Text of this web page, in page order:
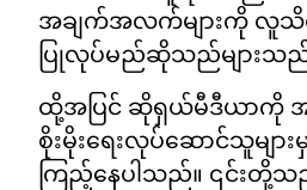
အချက်အလက်များကို လူသိ
ပြုလုပ်မည်ဆိုသည်များသည်
ထို့အပြင် ဆိုရှယ်မီဒီယာကို အစို
စိုးမိုးရေးလုပ်ဆောင်သူမျာ
ကြည့်နေပါသည်။ ၎င်းတို့သ